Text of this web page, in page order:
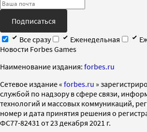
Подписаться
Все сразу
Еженедельная
Новости Forbes Games
Наименование издания: forbes.ru
Cетевое издание « forbes.ru »
службой по надзору в сфере связи,
технологий и массовых коммуникаций,
номер и дата принятия решения о
ФС77-82431 от 23 декабря 2021 г.